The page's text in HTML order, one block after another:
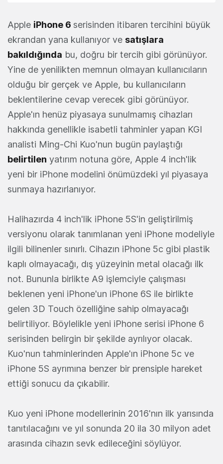
Apple iPhone 6 serisinden itibaren tercihini büyük
ekrandan yana kullanıyor ve satışlara
bakıldığında bu, doğru bir tercih gibi görünüyor.
Yine de yenilikten memnun olmayan kullanıcıların
olduğu bir gerçek ve Apple, bu kullanıcıların
beklentilerine cevap verecek gibi görünüyor.
Apple'ın henüz piyasaya sunulmamış cihazları
hakkında genellikle isabetli tahminler yapan KGI
analisti Ming-Chi Kuo'nun bugün paylaştığı
belirtilen yatırım notuna göre, Apple 4 inch'lik
yeni bir iPhone modelini önümüzdeki yıl piyasaya
sunmaya hazırlanıyor.
Halihazırda 4 inch'lik iPhone 5S'in geliştirilmiş
versiyonu olarak tanımlanan yeni iPhone modeliyle
ilgili bilinenler sınırlı. Cihazın iPhone 5c gibi plastik
kaplı olmayacağı, dış yüzeyinin metal olacağı ilk
not. Bununla birlikte A9 işlemciyle çalışması
beklenen yeni iPhone'un iPhone 6S ile birlikte
gelen 3D Touch özelliğine sahip olmayacağı
belirtiliyor. Böylelikle yeni iPhone serisi iPhone 6
serisinden belirgin bir şekilde ayrılıyor olacak.
Kuo'nun tahminlerinden Apple'ın iPhone 5c ve
iPhone 5S ayrımına benzer bir prensiple hareket
ettiği sonucu da çıkabilir.
Kuo yeni iPhone modellerinin 2016'nın ilk yarısında
tanıtılacağını ve yıl sonunda 20 ila 30 milyon adet
arasında cihazın sevk edileceğini söylüyor.